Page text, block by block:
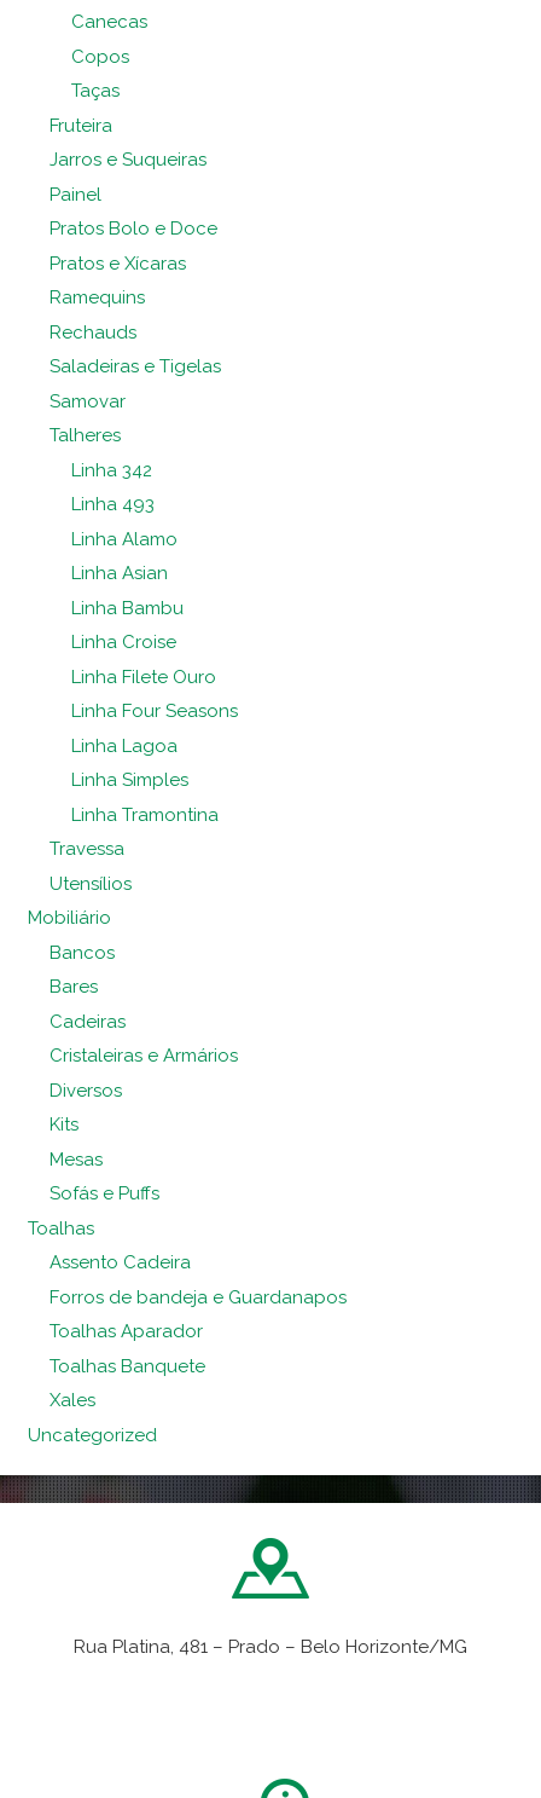
Canecas
Copos
Taças
Fruteira
Jarros e Suqueiras
Painel
Pratos Bolo e Doce
Pratos e Xícaras
Ramequins
Rechauds
Saladeiras e Tigelas
Samovar
Talheres
Linha 342
Linha 493
Linha Alamo
Linha Asian
Linha Bambu
Linha Croise
Linha Filete Ouro
Linha Four Seasons
Linha Lagoa
Linha Simples
Linha Tramontina
Travessa
Utensílios
Mobiliário
Bancos
Bares
Cadeiras
Cristaleiras e Armários
Diversos
Kits
Mesas
Sofás e Puffs
Toalhas
Assento Cadeira
Forros de bandeja e Guardanapos
Toalhas Aparador
Toalhas Banquete
Xales
Uncategorized
Rua Platina, 481 – Prado – Belo Horizonte/MG